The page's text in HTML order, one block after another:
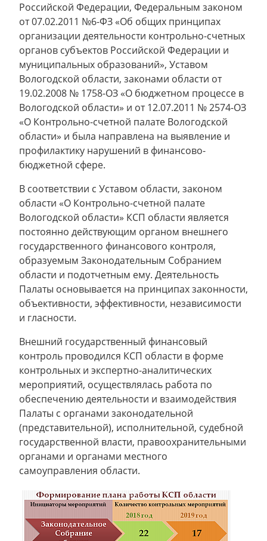
Российской Федерации, Федеральным законом
от 07.02.2011 №6-ФЗ «Об общих принципах
организации деятельности контрольно-счетных
органов субъектов Российской Федерации и
муниципальных образований», Уставом
Вологодской области, законами области от
19.02.2008 № 1758-ОЗ «О бюджетном процессе в
Вологодской области» и от 12.07.2011 № 2574-ОЗ
«О Контрольно-счетной палате Вологодской
области» и была направлена на выявление и
профилактику нарушений в финансово-
бюджетной сфере.
В соответствии с Уставом области, законом
области «О Контрольно-счетной палате
Вологодской области» КСП области является
постоянно действующим органом внешнего
государственного финансового контроля,
образуемым Законодательным Собранием
области и подотчетным ему. Деятельность
Палаты основывается на принципах законности,
объективности, эффективности, независимости
и гласности.
Внешний государственный финансовый
контроль проводился КСП области в форме
контрольных и экспертно-аналитических
мероприятий, осуществлялась работа по
обеспечению деятельности и взаимодействия
Палаты с органами законодательной
(представительной), исполнительной, судебной
государственной власти, правоохранительными
органами и органами местного
самоуправления области.